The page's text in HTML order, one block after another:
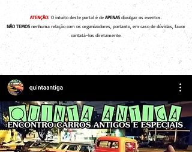
ATENÇÃO: O intuito deste portal é de APENAS divulgar os eventos.
NÃO TEMOS nenhuma relação com os organizadores, portanto, em caso de dúvidas, favor
contatá-los diretamente.